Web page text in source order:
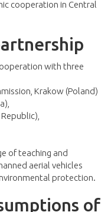
cooperation in Central
with three
Krakow (Poland)
of teaching and
aerial vehicles
protection.
of